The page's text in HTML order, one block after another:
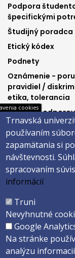
Footer
menu
3
Podpora
špecifickými
Študijný poradca
Etický kódex
Podnety
Oznámenie -
pravidiel /
etika, tolerancia
Výučba
Ministerstvom
spravodlivosti SR
Päta
Vyhlásenie o
Copyright ©2026
Created byActivIT
cookies
Trnavská
používaním
zapamätania si
návštevnosti.
spracovaním
informácií
Truni
Nevyhnutné
Google
Na stránke
analýzu